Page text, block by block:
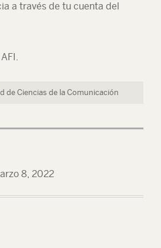
a través de tu cuenta del
de Ciencias de la Comunicación
8, 2022